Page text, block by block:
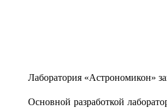
Лаборатория «Астрономикон»
Основной разработкой